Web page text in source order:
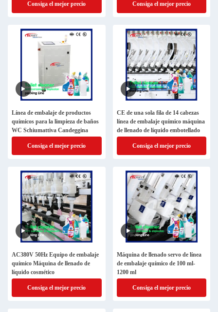
Consiga el mejor precio Consiga el mejor precio
Línea de embalaje de productos
químicos para la limpieza de baños
WC Schiumattiva Candeggina
Consiga el mejor precio
CE de una sola fila de 14 cabezas
línea de embalaje químico máquina
de llenado de líquido embotellado
Consiga el mejor precio
AC380V 50Hz Equipo de embalaje
químico Máquina de llenado de
líquido cosmético
Consiga el mejor precio
Máquina de llenado servo de línea
de embalaje químico de 100 ml-
1200 ml
Consiga el mejor precio